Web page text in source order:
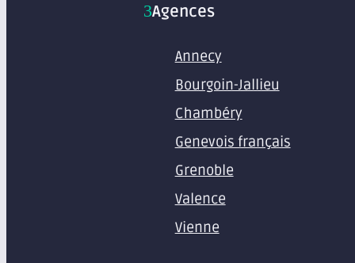
Agences
Annecy
Bourgoin-Jallieu
Chambéry
Genevois français
Grenoble
Valence
Vienne